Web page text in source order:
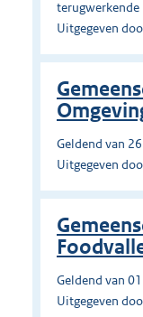
Uitgegeven
Geldend van
Uitgegeven
Geldend van
Uitgegeven